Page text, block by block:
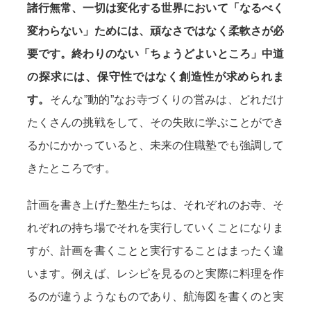
諸行無常、一切は変化する世界において「なるべく
変わらない」ためには、頑なさではなく柔軟さが必
要です。終わりのない「ちょうどよいところ」中道
の探求には、保守性ではなく創造性が求められま
す。 そんな”動的”なお寺づくりの営みは、どれだけ
たくさんの挑戦をして、その失敗に学ぶことができ
るかにかかっていると、未来の住職塾でも強調して
きたところです。
計画を書き上げた塾生たちは、それぞれのお寺、そ
れぞれの持ち場でそれを実行していくことになりま
すが、計画を書くことと実行することはまったく違
います。例えば、レシピを見るのと実際に料理を作
るのが違うようなものであり、航海図を書くのと実